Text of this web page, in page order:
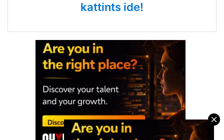
kattints ide!